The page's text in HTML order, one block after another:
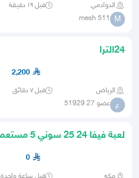
الدوادمي قبل ١٩ دقيقة
M
mesh 511
24الترا
2,200
الرياض قبل ٧ دقائق
ع عضو 27 51929
لعبة فيفا 24 25 سوني 5 مستعمل
0
مكه قبل ساعة واحدة